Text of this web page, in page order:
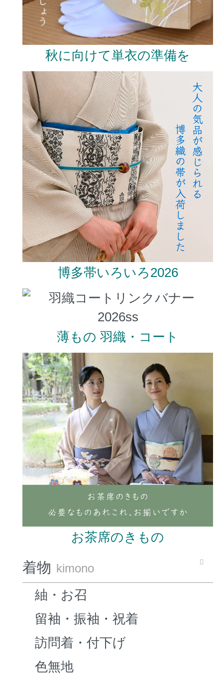
秋に向けて単衣の準備を
博多帯いろいろ2026
薄もの 羽織・コート
お茶席のきもの
着物 kimono
紬・お召
留袖・振袖・祝着
訪問着・付下げ
色無地